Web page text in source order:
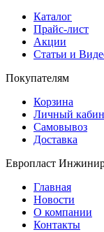
Каталог
Прайс-лист
Акции
Статьи и
Покупателям
Корзина
Личный
Самовывоз
Доставка
Европласт
Главная
Новости
О компании
Контакты